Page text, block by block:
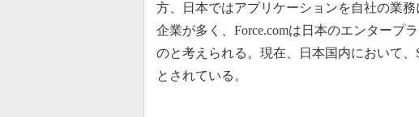
方、日本ではアプリケーションを自社の業
企業が多く、Force.comは日本のエンタープ
のと考えられる。現在、日本国内において、
とされている。